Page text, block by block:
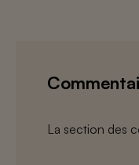
La section des